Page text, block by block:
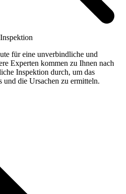
für eine unverbindliche und
Experten kommen zu Ihnen nach
Inspektion durch, um das
und die Ursachen zu ermitteln.